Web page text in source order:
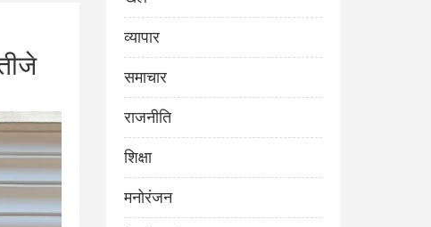
व्यापार
समाचार
राजनीति
शिक्षा
मनोरंजन